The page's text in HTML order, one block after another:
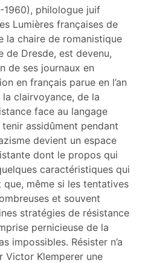
1960), philologue juif
Lumières françaises de
la chaire de romanistique
de Dresde, est devenu,
de ses journaux en
en français parue en l’an
la clairvoyance, de la
face au langage
tenir assidûment pendant
devient un espace
dont le propos qui
caractéristiques qui
même si les tentatives
et souvent
stratégies de résistance
pernicieuse de la
impossibles. Résister n’a
Victor Klemperer une